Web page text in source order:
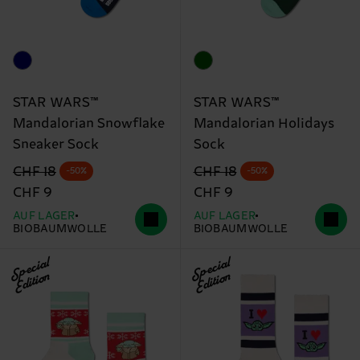
STAR WARS™
Mandalorian Snowflake
Sneaker Sock
Originalpreis
CHF 18
Reduzierter Preis
CHF 9
-50%
AUF LAGER
BIOBAUMWOLLE
STAR WARS™
Mandalorian Holidays
Sock
Originalpreis
CHF 18
Reduzierter Preis
CHF 9
-50%
AUF LAGER
BIOBAUMWOLLE
Special
Edition Special
Edition